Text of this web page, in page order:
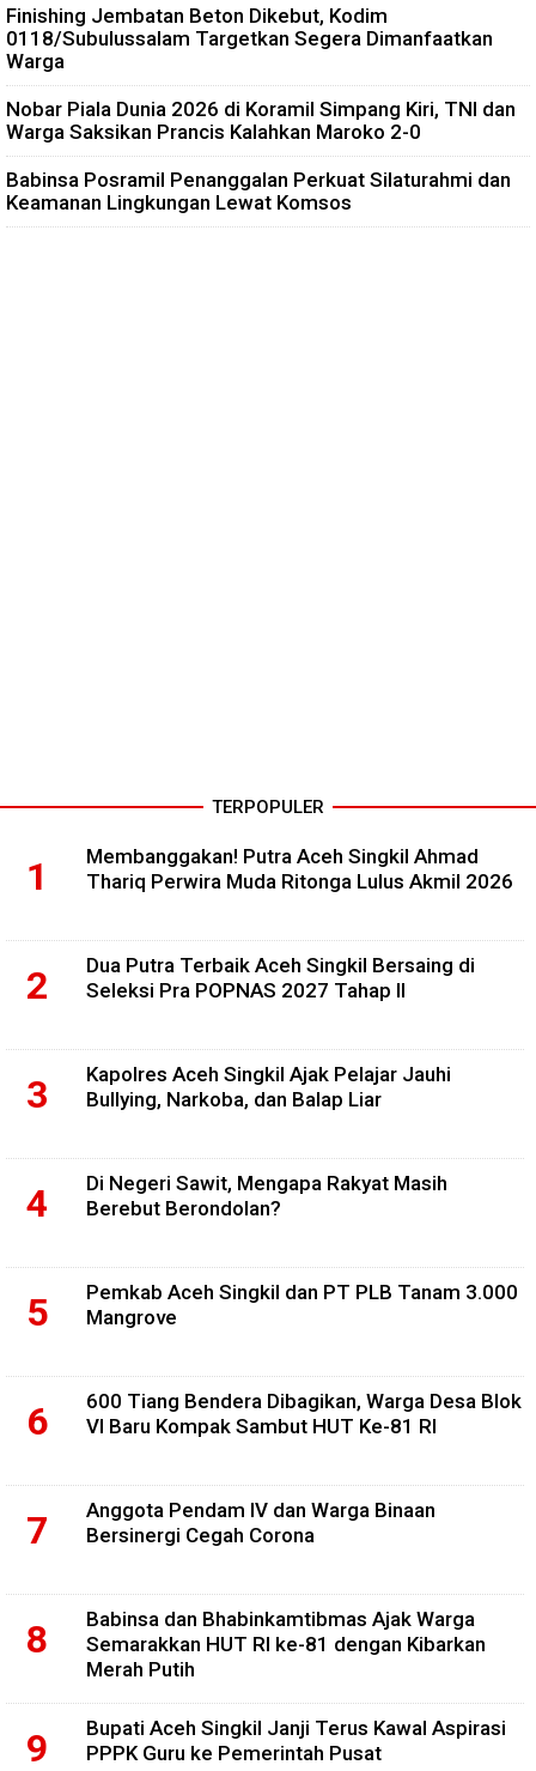
Finishing Jembatan Beton Dikebut, Kodim
0118/Subulussalam Targetkan Segera Dimanfaatkan
Warga
Nobar Piala Dunia 2026 di Koramil Simpang Kiri, TNI dan
Warga Saksikan Prancis Kalahkan Maroko 2-0
Babinsa Posramil Penanggalan Perkuat Silaturahmi dan
Keamanan Lingkungan Lewat Komsos
TERPOPULER
Membanggakan! Putra Aceh Singkil Ahmad
Thariq Perwira Muda Ritonga Lulus Akmil 2026
Dua Putra Terbaik Aceh Singkil Bersaing di
Seleksi Pra POPNAS 2027 Tahap II
Kapolres Aceh Singkil Ajak Pelajar Jauhi
Bullying, Narkoba, dan Balap Liar
Di Negeri Sawit, Mengapa Rakyat Masih
Berebut Berondolan?
Pemkab Aceh Singkil dan PT PLB Tanam 3.000
Mangrove
600 Tiang Bendera Dibagikan, Warga Desa Blok
VI Baru Kompak Sambut HUT Ke-81 RI
Anggota Pendam IV dan Warga Binaan
Bersinergi Cegah Corona
Babinsa dan Bhabinkamtibmas Ajak Warga
Semarakkan HUT RI ke-81 dengan Kibarkan
Merah Putih
Bupati Aceh Singkil Janji Terus Kawal Aspirasi
PPPK Guru ke Pemerintah Pusat